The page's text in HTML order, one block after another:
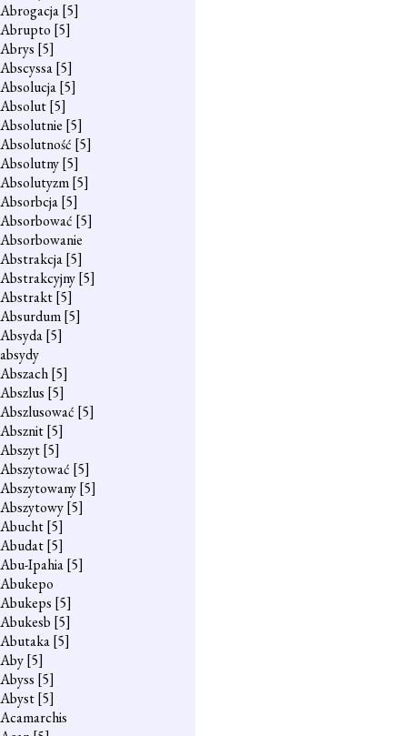
Abrogacja[5]
Abrupto [5]
Abrys [5]
Abscyssa[5]
Absolucja[5]
Absolut[5]
Absolutnie [5]
Absolutność [5]
Absolutny[5]
Absolutyzm[5]
Absorbcja[5]
Absorbować [5]
Absorbowanie
Abstrakcja[5]
Abstrakcyjny[5]
Abstrakt[5]
Absurdum[5]
Absyda[5]
absydy
Abszach[5]
Abszlus [5]
Abszlusować [5]
Absznit[5]
Abszyt[5]
Abszytować [5]
Abszytowany[5]
Abszytowy[5]
Abucht[5]
Abudat[5]
Abu-Ipahia[5]
Abukepo
Abukeps [5]
Abukesb [5]
Abutaka[5]
Aby[5]
Abyss [5]
Abyst[5]
Acamarchis